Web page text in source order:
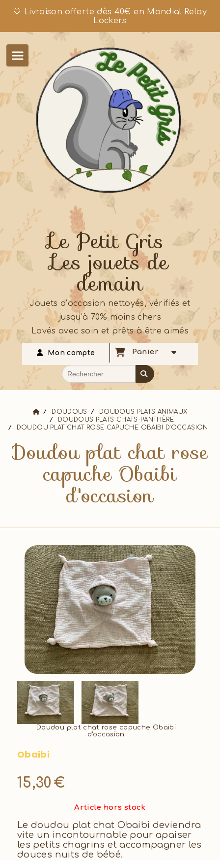
🤍 Livraison offerte dès 40€ en Mondial Relay
Lockers
Le Petit Gris
Les jouets de
demain
Jouets d’occasion nettoyés, vérifiés et
jusqu’à 70% moins chers
Lavés avec soin et prêts à être aimés
Mon compte Panier
DOUDOUS
DOUDOUS PLATS ANIMAUX
DOUDOUS PLATS CHATS-PANTHÈRE
DOUDOU PLAT CHAT ROSE CAPUCHE OBAIBI D'OCCASION
Doudou plat chat rose
capuche Obaibi
d'occasion
Doudou plat chat rose capuche Obaibi
d'occasion
Obaibi
15,30 €
Article hors stock
Le doudou plat chat Obaibi deviendra
vite un incontournable pour apaiser
les petits chagrins et accompagner les
douces nuits de bébé.